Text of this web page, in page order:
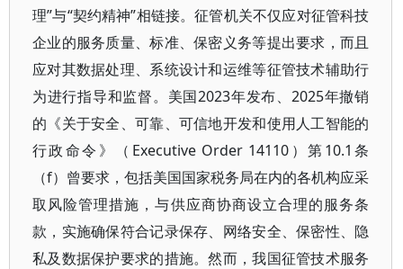
理”与“契约精神”相链接。征管机关不仅应对征管科技
企业的服务质量、标准、保密义务等提出要求，而且
应对其数据处理、系统设计和运维等征管技术辅助行
为进行指导和监督。美国2023年发布、2025年撤销
的《关于安全、可靠、可信地开发和使用人工智能的
行政命令》（Executive Order 14110）第10.1条
（f）曾要求，包括美国国家税务局在内的各机构应采
取风险管理措施，与供应商协商设立合理的服务条
款，实施确保符合记录保存、网络安全、保密性、隐
私及数据保护要求的措施。然而，我国征管技术服务